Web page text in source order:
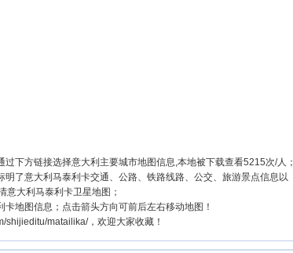
下方链接选择意大利主要城市地图信息,本地被下载查看5215次/人；
了意大利马泰利卡交通、公路、铁路线路、公交、旅游景点信息以
意大利马泰利卡卫星地图；
地图信息；点击箭头方向可前后左右移动地图！
matailika/，欢迎大家收藏！